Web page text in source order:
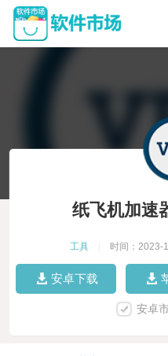
纸飞机加速
工具 时间：2023-
安卓下载
安卓